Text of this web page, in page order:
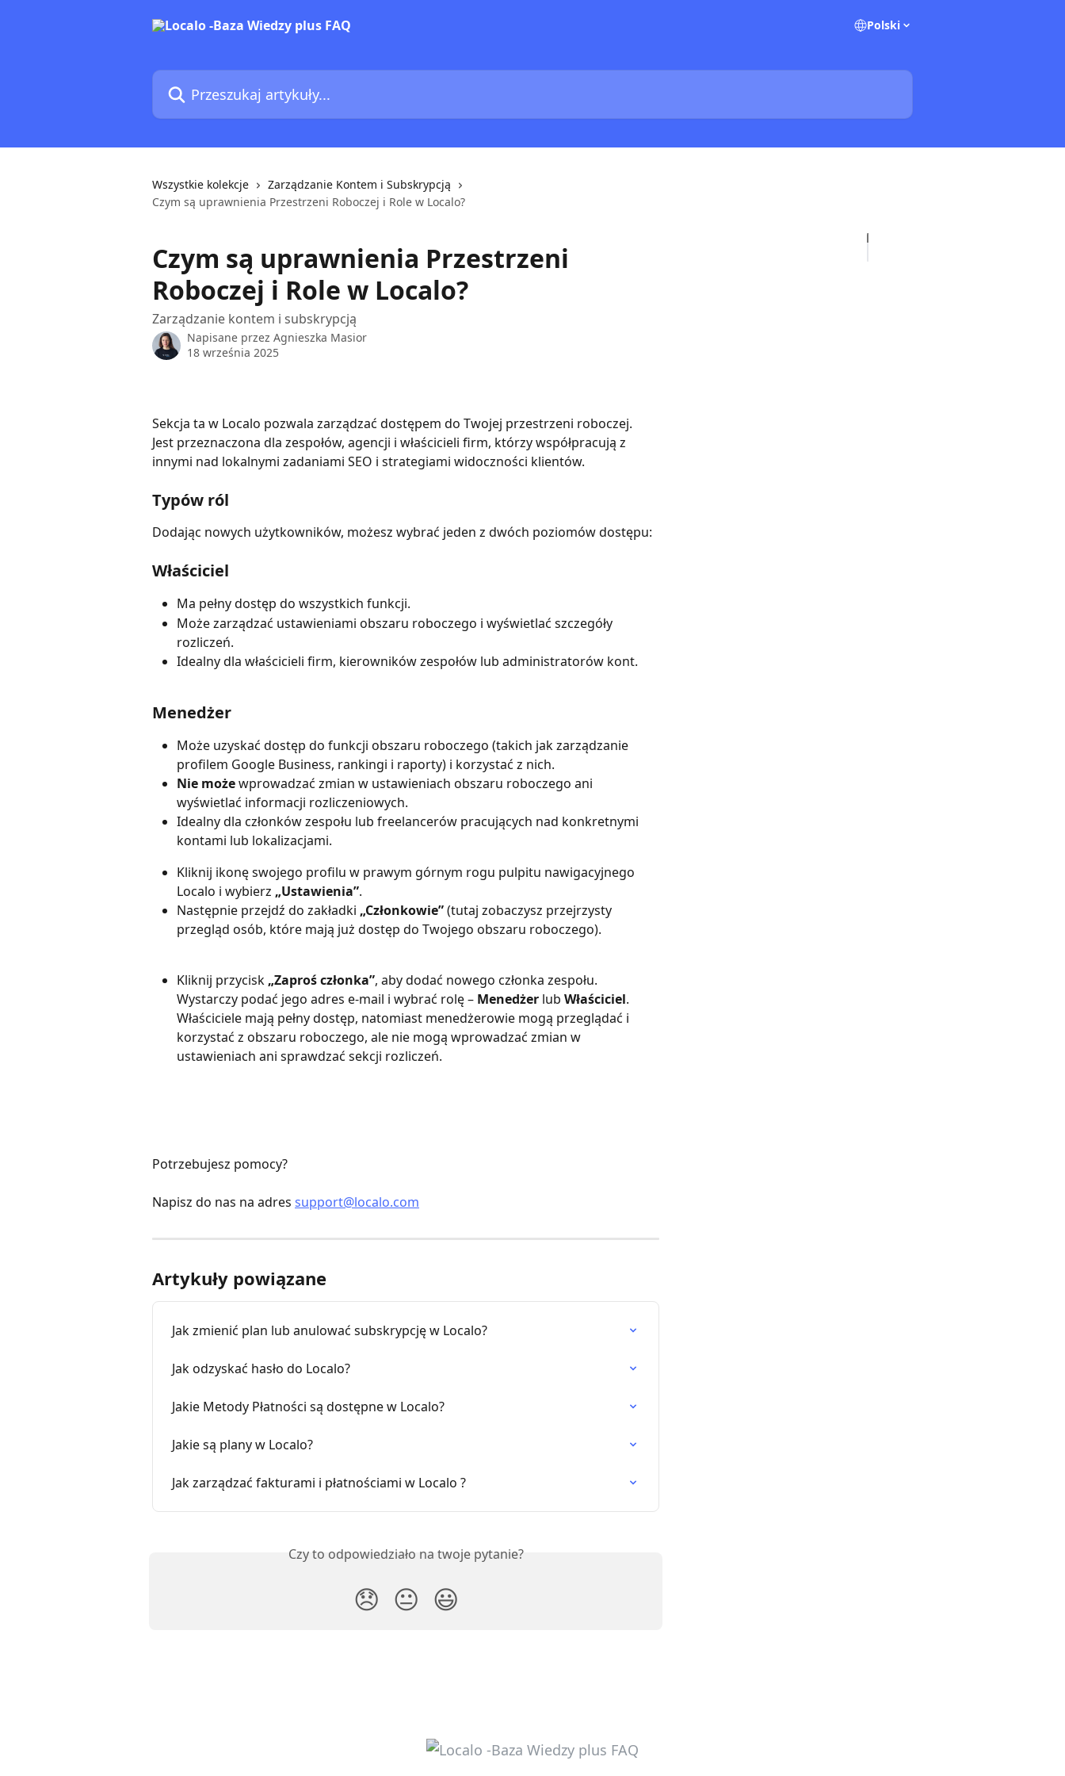
Polski
Przeszukaj artykuły...
Wszystkie kolekcje
Zarządzanie Kontem i Subskrypcją
Czym są uprawnienia Przestrzeni Roboczej i Role w Localo?
Czym są uprawnienia Przestrzeni
Roboczej i Role w Localo?
Zarządzanie kontem i subskrypcją
Napisane przez Agnieszka Masior
18 września 2025
Sekcja ta w Localo pozwala zarządzać dostępem do Twojej przestrzeni roboczej.
Jest przeznaczona dla zespołów, agencji i właścicieli firm, którzy współpracują z
innymi nad lokalnymi zadaniami SEO i strategiami widoczności klientów.
Typów ról
Dodając nowych użytkowników, możesz wybrać jeden z dwóch poziomów dostępu:
Właściciel
Ma pełny dostęp do wszystkich funkcji.
Może zarządzać ustawieniami obszaru roboczego i wyświetlać szczegóły
rozliczeń.
Idealny dla właścicieli firm, kierowników zespołów lub administratorów kont.
Menedżer
Może uzyskać dostęp do funkcji obszaru roboczego (takich jak zarządzanie
profilem Google Business, rankingi i raporty) i korzystać z nich.
Nie może wprowadzać zmian w ustawieniach obszaru roboczego ani
wyświetlać informacji rozliczeniowych.
Idealny dla członków zespołu lub freelancerów pracujących nad konkretnymi
kontami lub lokalizacjami.
Kliknij ikonę swojego profilu w prawym górnym rogu pulpitu nawigacyjnego
Localo i wybierz „Ustawienia”.
Następnie przejdź do zakładki „Członkowie” (tutaj zobaczysz przejrzysty
przegląd osób, które mają już dostęp do Twojego obszaru roboczego).
Kliknij przycisk „Zaproś członka”, aby dodać nowego członka zespołu.
Wystarczy podać jego adres e-mail i wybrać rolę – Menedżer lub Właściciel.
Właściciele mają pełny dostęp, natomiast menedżerowie mogą przeglądać i
korzystać z obszaru roboczego, ale nie mogą wprowadzać zmian w
ustawieniach ani sprawdzać sekcji rozliczeń.
Potrzebujesz pomocy?
Napisz do nas na adres support@localo.com
Artykuły powiązane
Jak zmienić plan lub anulować subskrypcję w Localo?
Jak odzyskać hasło do Localo?
Jakie Metody Płatności są dostępne w Localo?
Jakie są plany w Localo?
Jak zarządzać fakturami i płatnościami w Localo ?
Czy to odpowiedziało na twoje pytanie?
😞 😐 😃